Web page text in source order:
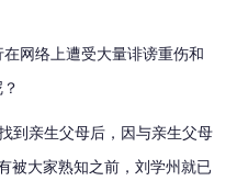
在网络上遭受大量诽谤重伤和
到亲生父母后，因与亲生父母
被大家熟知之前，刘学州就已